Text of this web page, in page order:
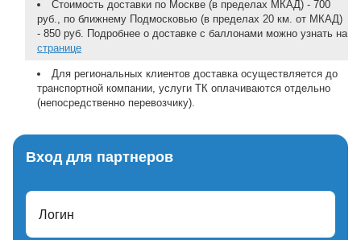
Стоимость доставки по Москве (в пределах МКАД) - 700
руб., по ближнему Подмосковью (в пределах 20 км. от МКАД)
- 850 руб. Подробнее о доставке с баллонами можно узнать на
странице
Для региональных клиентов доставка осуществляется до
транспортной компании, услуги ТК оплачиваются отдельно
(непосредственно перевозчику).
Вход для партнеров
Логин